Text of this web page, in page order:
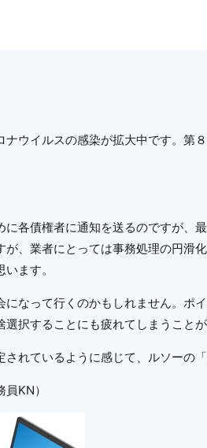
ウイルスの感染が拡大中です。第
各債権者に通知を送るのですが、
、業者にとっては事務処理の円滑
ます。
なって行くのかもしれません。ポ
択することにも疲れてしまうことが
れているように感じて、ルソーの
KN）